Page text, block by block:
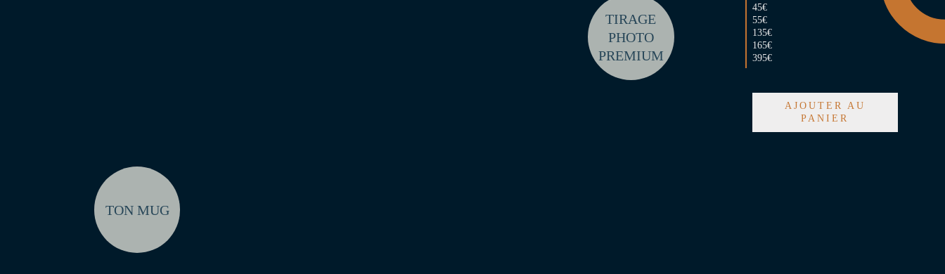
TIRAGE
PHOTO
PREMIUM
TON MUG
45€
55€
135€
165€
395€
AJOUTER AU
PANIER